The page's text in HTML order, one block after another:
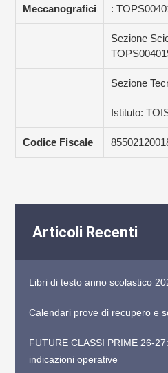
Meccanografici
:
Sezione
Sezione
Istituto:
Codice Fiscale
Articoli Recenti
Libri di testo anno scolastico
Calendari prove di recupero e
FUTURE CLASSI PRIME 26-
indicazioni operative